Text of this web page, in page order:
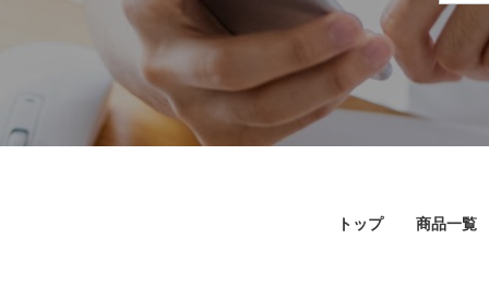
トップ 商品一覧